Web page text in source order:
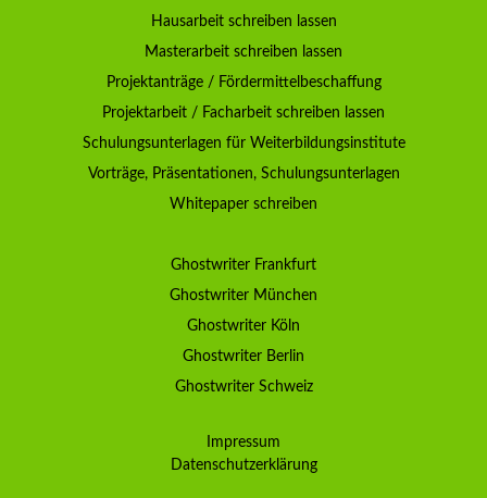
Hausarbeit schreiben lassen
Masterarbeit schreiben lassen
Projektanträge / Fördermittelbeschaffung
Projektarbeit / Facharbeit schreiben lassen
Schulungsunterlagen für Weiterbildungsinstitute
Vorträge, Präsentationen, Schulungsunterlagen
Whitepaper schreiben
Ghostwriter Frankfurt
Ghostwriter München
Ghostwriter Köln
Ghostwriter Berlin
Ghostwriter Schweiz
Impressum
Datenschutzerklärung